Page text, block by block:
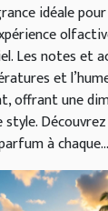
idéale
Les notes et
et
offrant une
à chaque...